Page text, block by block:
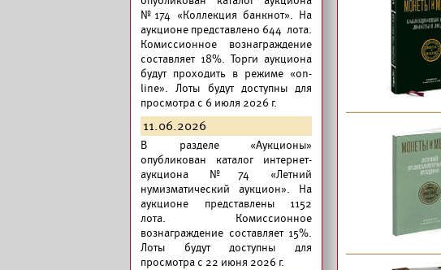
№174 «Коллекция банкнот». На
аукционе представлено 644 лота.
Комиссионное вознаграждение
составляет 18%. Торги аукциона
будут проходить в режиме «on-
line». Лоты будут доступны для
просмотра с 6 июля 2026 г.
11.06.2026
В разделе «Аукционы»
опубликован каталог интернет-
аукциона №74 «Летний
нумизматический аукцион». На
аукционе представлены 1152
лота. Комиссионное
вознаграждение составляет 15%.
Лоты будут доступны для
просмотра с 22 июня 2026 г.